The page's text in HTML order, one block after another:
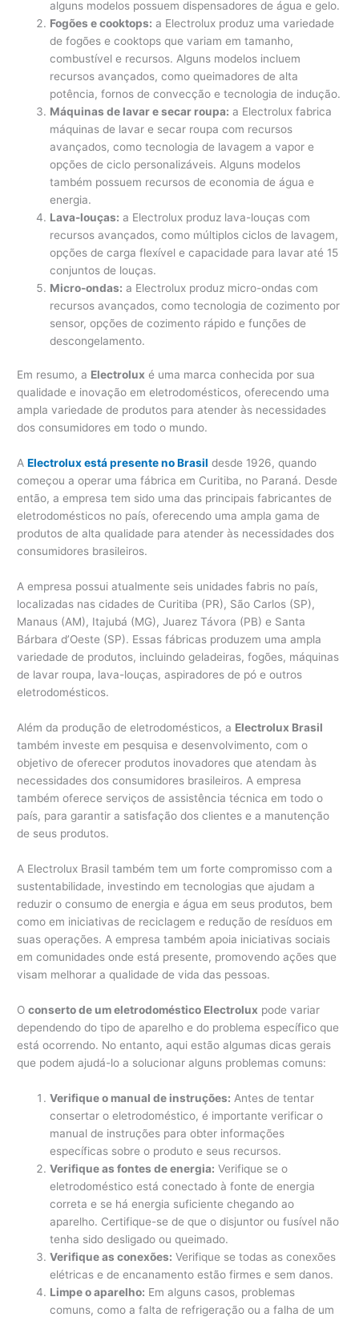
alguns modelos possuem dispensadores de água e gelo.
Fogões e cooktops: a Electrolux produz uma variedade
de fogões e cooktops que variam em tamanho,
combustível e recursos. Alguns modelos incluem
recursos avançados, como queimadores de alta
potência, fornos de convecção e tecnologia de indução.
Máquinas de lavar e secar roupa: a Electrolux fabrica
máquinas de lavar e secar roupa com recursos
avançados, como tecnologia de lavagem a vapor e
opções de ciclo personalizáveis. Alguns modelos
também possuem recursos de economia de água e
energia.
Lava-louças: a Electrolux produz lava-louças com
recursos avançados, como múltiplos ciclos de lavagem,
opções de carga flexível e capacidade para lavar até 15
conjuntos de louças.
Micro-ondas: a Electrolux produz micro-ondas com
recursos avançados, como tecnologia de cozimento por
sensor, opções de cozimento rápido e funções de
descongelamento.
Em resumo, a Electrolux é uma marca conhecida por sua
qualidade e inovação em eletrodomésticos, oferecendo uma
ampla variedade de produtos para atender às necessidades
dos consumidores em todo o mundo.
AElectrolux está presente no Brasil desde 1926, quando
começou a operar uma fábrica em Curitiba, no Paraná. Desde
então, a empresa tem sido uma das principais fabricantes de
eletrodomésticos no país, oferecendo uma ampla gama de
produtos de alta qualidade para atender às necessidades dos
consumidores brasileiros.
A empresa possui atualmente seis unidades fabris no país,
localizadas nas cidades de Curitiba (PR), São Carlos (SP),
Manaus (AM), Itajubá (MG), Juarez Távora (PB) e Santa
Bárbara d’Oeste (SP). Essas fábricas produzem uma ampla
variedade de produtos, incluindo geladeiras, fogões, máquinas
de lavar roupa, lava-louças, aspiradores de pó e outros
eletrodomésticos.
Além da produção de eletrodomésticos, a Electrolux Brasil
também investe em pesquisa e desenvolvimento, com o
objetivo de oferecer produtos inovadores que atendam às
necessidades dos consumidores brasileiros. A empresa
também oferece serviços de assistência técnica em todo o
país, para garantir a satisfação dos clientes e a manutenção
de seus produtos.
A Electrolux Brasil também tem um forte compromisso com a
sustentabilidade, investindo em tecnologias que ajudam a
reduzir o consumo de energia e água em seus produtos, bem
como em iniciativas de reciclagem e redução de resíduos em
suas operações. A empresa também apoia iniciativas sociais
em comunidades onde está presente, promovendo ações que
visam melhorar a qualidade de vida das pessoas.
Oconserto de um eletrodoméstico Electrolux pode variar
dependendo do tipo de aparelho e do problema específico que
está ocorrendo. No entanto, aqui estão algumas dicas gerais
que podem ajudá-lo a solucionar alguns problemas comuns:
Verifique o manual de instruções: Antes de tentar
consertar o eletrodoméstico, é importante verificar o
manual de instruções para obter informações
específicas sobre o produto e seus recursos.
Verifique as fontes de energia: Verifique se o
eletrodoméstico está conectado à fonte de energia
correta e se há energia suficiente chegando ao
aparelho. Certifique-se de que o disjuntor ou fusível não
tenha sido desligado ou queimado.
Verifique as conexões: Verifique se todas as conexões
elétricas e de encanamento estão firmes e sem danos.
Limpe o aparelho: Em alguns casos, problemas
comuns, como a falta de refrigeração ou a falha de um